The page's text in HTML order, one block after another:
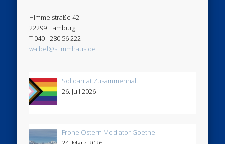
Himmelstraße 42
22299 Hamburg
T 040 - 280 56 222
waibel@stimmhaus.de
Solidarität Zusammenhalt
26. Juli 2026
Frohe Ostern Mediator Goethe